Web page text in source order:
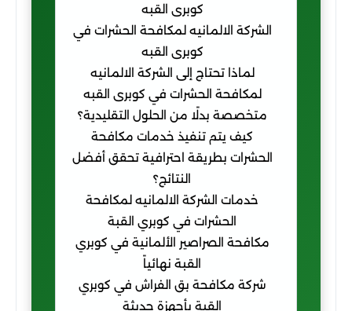
كوبرى القبه
الشركة الالمانيه لمكافحة الحشرات في
كوبرى القبه
لماذا تحتاج إلى الشركة الالمانيه
لمكافحة الحشرات في كوبرى القبه
متخصصة بدلًا من الحلول التقليدية؟
كيف يتم تنفيذ خدمات مكافحة
الحشرات بطريقة احترافية تحقق أفضل
النتائج؟
خدمات الشركة الالمانيه لمكافحة
الحشرات في كوبري القبة
مكافحة الصراصير الألمانية في كوبري
القبة نهائياً
شركة مكافحة بق الفراش في كوبري
القبة بأجهزة حديثة